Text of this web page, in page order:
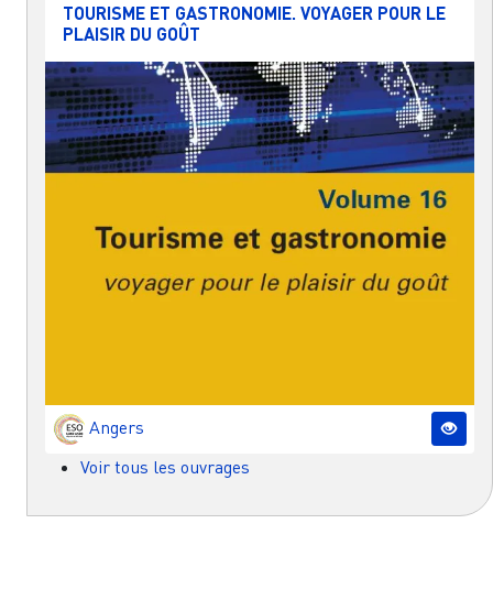
TOURISME ET GASTRONOMIE. VOYAGER POUR LE
PLAISIR DU GOÛT
Angers
Voir tous les ouvrages